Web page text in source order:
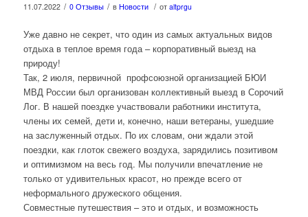
11.07.2022 / 0 Отзывы / в Новости / от altprgu
Уже давно не секрет, что один из самых актуальных видов
отдыха в теплое время года – корпоративный выезд на
природу!
Так, 2 июля, первичной профсоюзной организацией БЮИ
МВД России был организован коллективный выезд в Сорочий
Лог. В нашей поездке участвовали работники института,
члены их семей, дети и, конечно, наши ветераны, ушедшие
на заслуженный отдых. По их словам, они ждали этой
поездки, как глоток свежего воздуха, зарядились позитивом
и оптимизмом на весь год. Мы получили впечатление не
только от удивительных красот, но прежде всего от
неформального дружеского общения.
Совместные путешествия – это и отдых, и возможность